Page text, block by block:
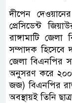
দীপেন
প্রেসিডেন্ট
রাঙ্গামাটি জেলা
সম্পাদক হিসেবে
জেলা বিএনপির
অনুসরণ করে
জজ) বিএনপির
অবস্থায়ই তিনি